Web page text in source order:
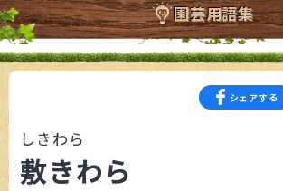
園芸用語集
シェアする
しきわら
敷きわら